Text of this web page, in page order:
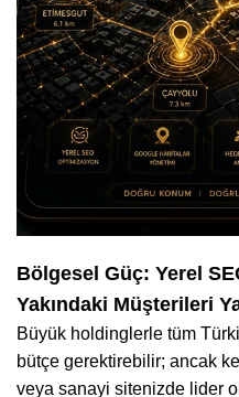
Bölgesel Güç: Yerel
Yakındaki Müşterileri
Büyük holdinglerle tüm
bütçe gerektirebilir; ancak
veya sanayi sitenizde lider